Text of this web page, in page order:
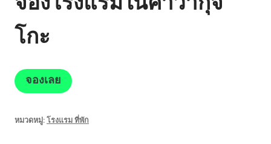
โกะ
จองเลย
หมวดหมู่:โรงแรม ที่พัก